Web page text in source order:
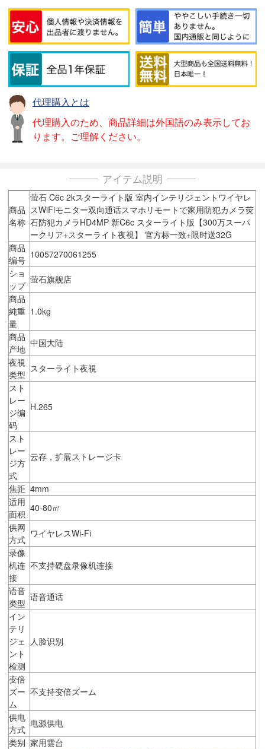
代理購入とは
代理購入のため、商品詳細は外国語のみ表示してお
ります。ご理解ください。
アイテム説明
商品
名称
萤石 C6c 2kスターライト版 室内インテリジェントワイヤレ
スWiFiモニター双向通话スマホリモートで家用防犯カメラ荧
石防犯カメラHD4MP 新C6c スターライト版【300万スーパ
ークリア+スターライト夜視】 官方标一致+限时送32G
商品
编号 10057270061255
ショ
ップ
萤石旗舰店
商品
純重
量
1.0kg
商品
产地
中国大陆
夜視
类型
スターライト夜視
スト
レー
ジ编
码
H.265
スト
レー
ジ方
式
云存，扩展ストレージ卡
焦距 4mm
适用
面积
40-80㎡
供网
方式
ワイヤレスWi-Fi
录像
机连
接
不支持硬盘录像机连接
语音
类型
语音通话
イン
テリ
ジェ
ント
检测
人脸识别
变倍
ズー
ム
不支持变倍ズーム
供电
方式
电源供电
类别 家用雲台